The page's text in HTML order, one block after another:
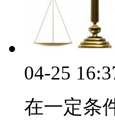
04-25
在一定条